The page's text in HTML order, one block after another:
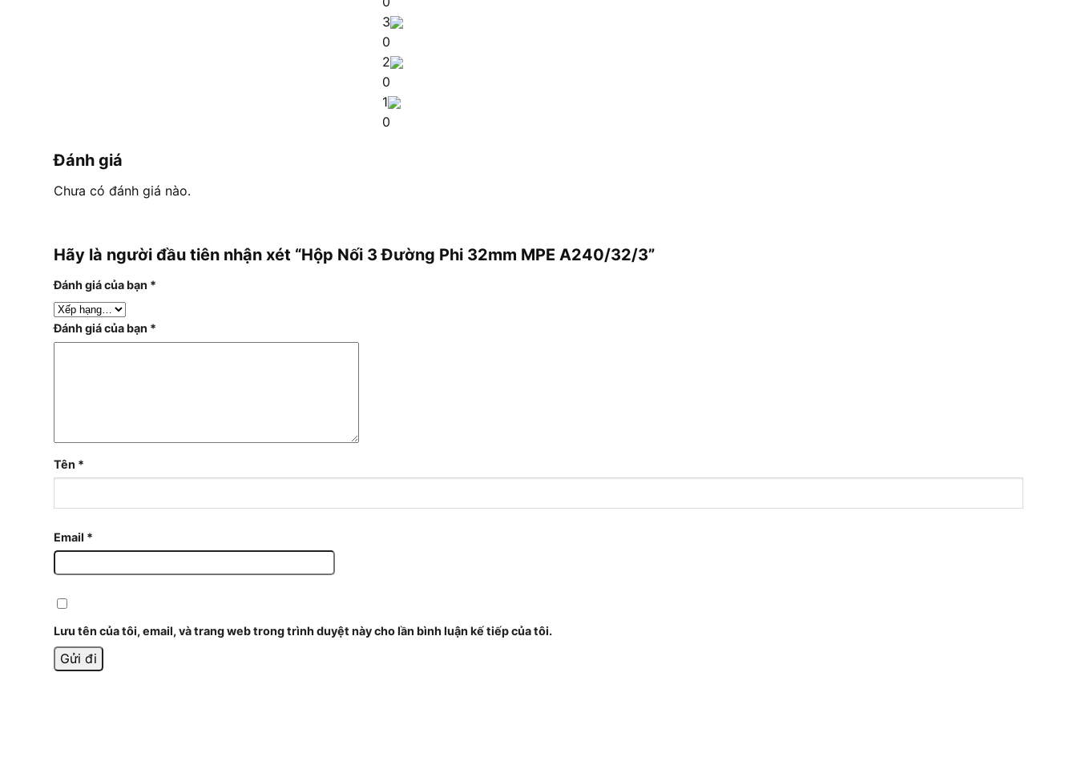
3
0
2
0
1
0
Đánh giá
Chưa có đánh giá nào.
Hãy là người đầu tiên nhận xét “Hộp Nối 3 Đường Phi 32mm MPE A240/32/3”
Đánh giá của bạn *
Đánh giá của bạn *
Tên *
Email *
Lưu tên của tôi, email, và trang web trong trình duyệt này cho lần bình luận kế tiếp của tôi.